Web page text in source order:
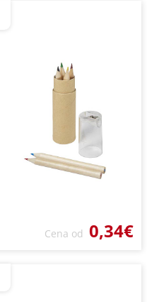
Cena od 0,34€